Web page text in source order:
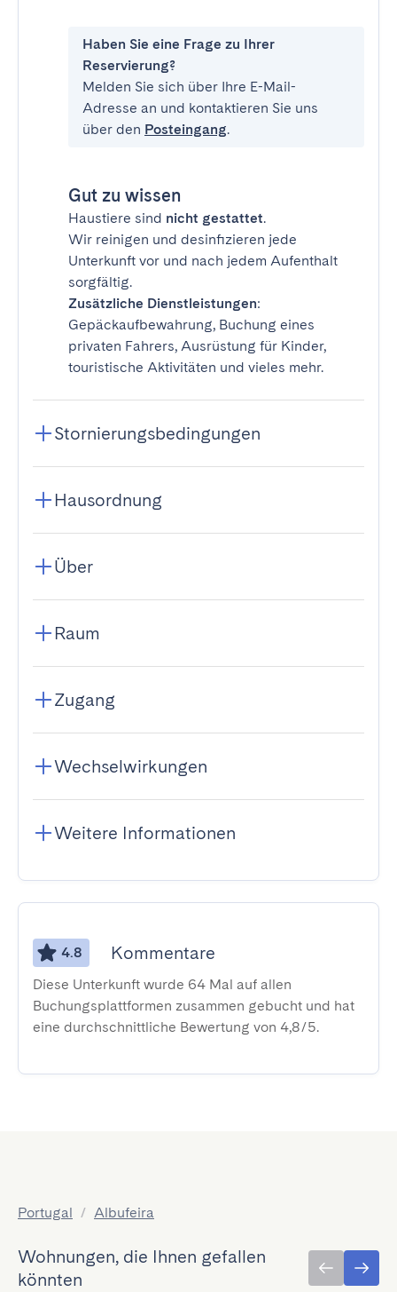
Haben Sie eine Frage zu Ihrer
Reservierung?
Melden Sie sich über Ihre E-Mail-
Adresse an und kontaktieren Sie uns
über den Posteingang.
Gut zu wissen
Haustiere sind nicht gestattet.
Wir reinigen und desinfizieren jede
Unterkunft vor und nach jedem Aufenthalt
sorgfältig.
Zusätzliche Dienstleistungen:
Gepäckaufbewahrung, Buchung eines
privaten Fahrers, Ausrüstung für Kinder,
touristische Aktivitäten und vieles mehr.
Stornierungsbedingungen
Hausordnung
Über
Raum
Zugang
Wechselwirkungen
Weitere Informationen
4.8 Kommentare
Diese Unterkunft wurde 64 Mal auf allen
Buchungsplattformen zusammen gebucht und hat
eine durchschnittliche Bewertung von 4,8/5.
Portugal / Albufeira
Wohnungen, die Ihnen gefallen
könnten